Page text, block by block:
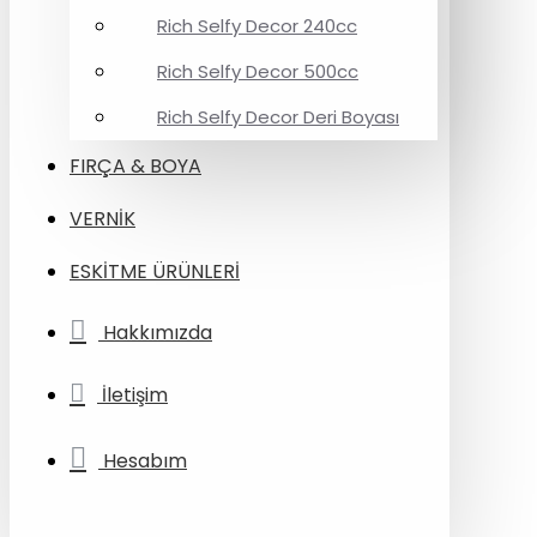
Rich Selfy Decor 240cc
Rich Selfy Decor 500cc
Rich Selfy Decor Deri Boyası
FIRÇA & BOYA
VERNİK
ESKİTME ÜRÜNLERİ
Hakkımızda
İletişim
Hesabım